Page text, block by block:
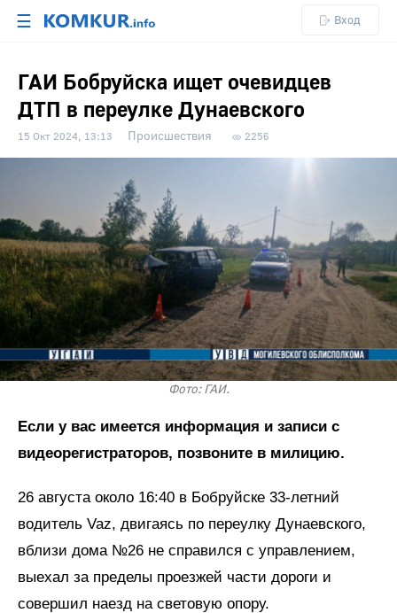
☰ Вход
ГАИ Бобруйска ищет очевидцев
ДТП в переулке Дунаевского
15 Окт 2024, 13:13 Происшествия 2256
Фото: ГАИ.
Если у вас имеется информация и записи с
видеорегистраторов, позвоните в милицию.
26 августа около 16:40 в Бобруйске 33-летний
водитель Vaz, двигаясь по переулку Дунаевского,
вблизи дома №26 не справился с управлением,
выехал за пределы проезжей части дороги и
совершил наезд на световую опору.